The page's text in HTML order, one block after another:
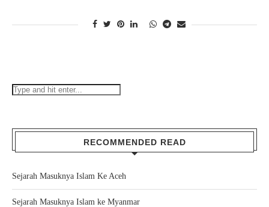
RECOMMENDED READ
Sejarah Masuknya Islam Ke Aceh
Sejarah Masuknya Islam ke Myanmar